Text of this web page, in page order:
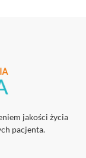
jakości życia
pacjenta.